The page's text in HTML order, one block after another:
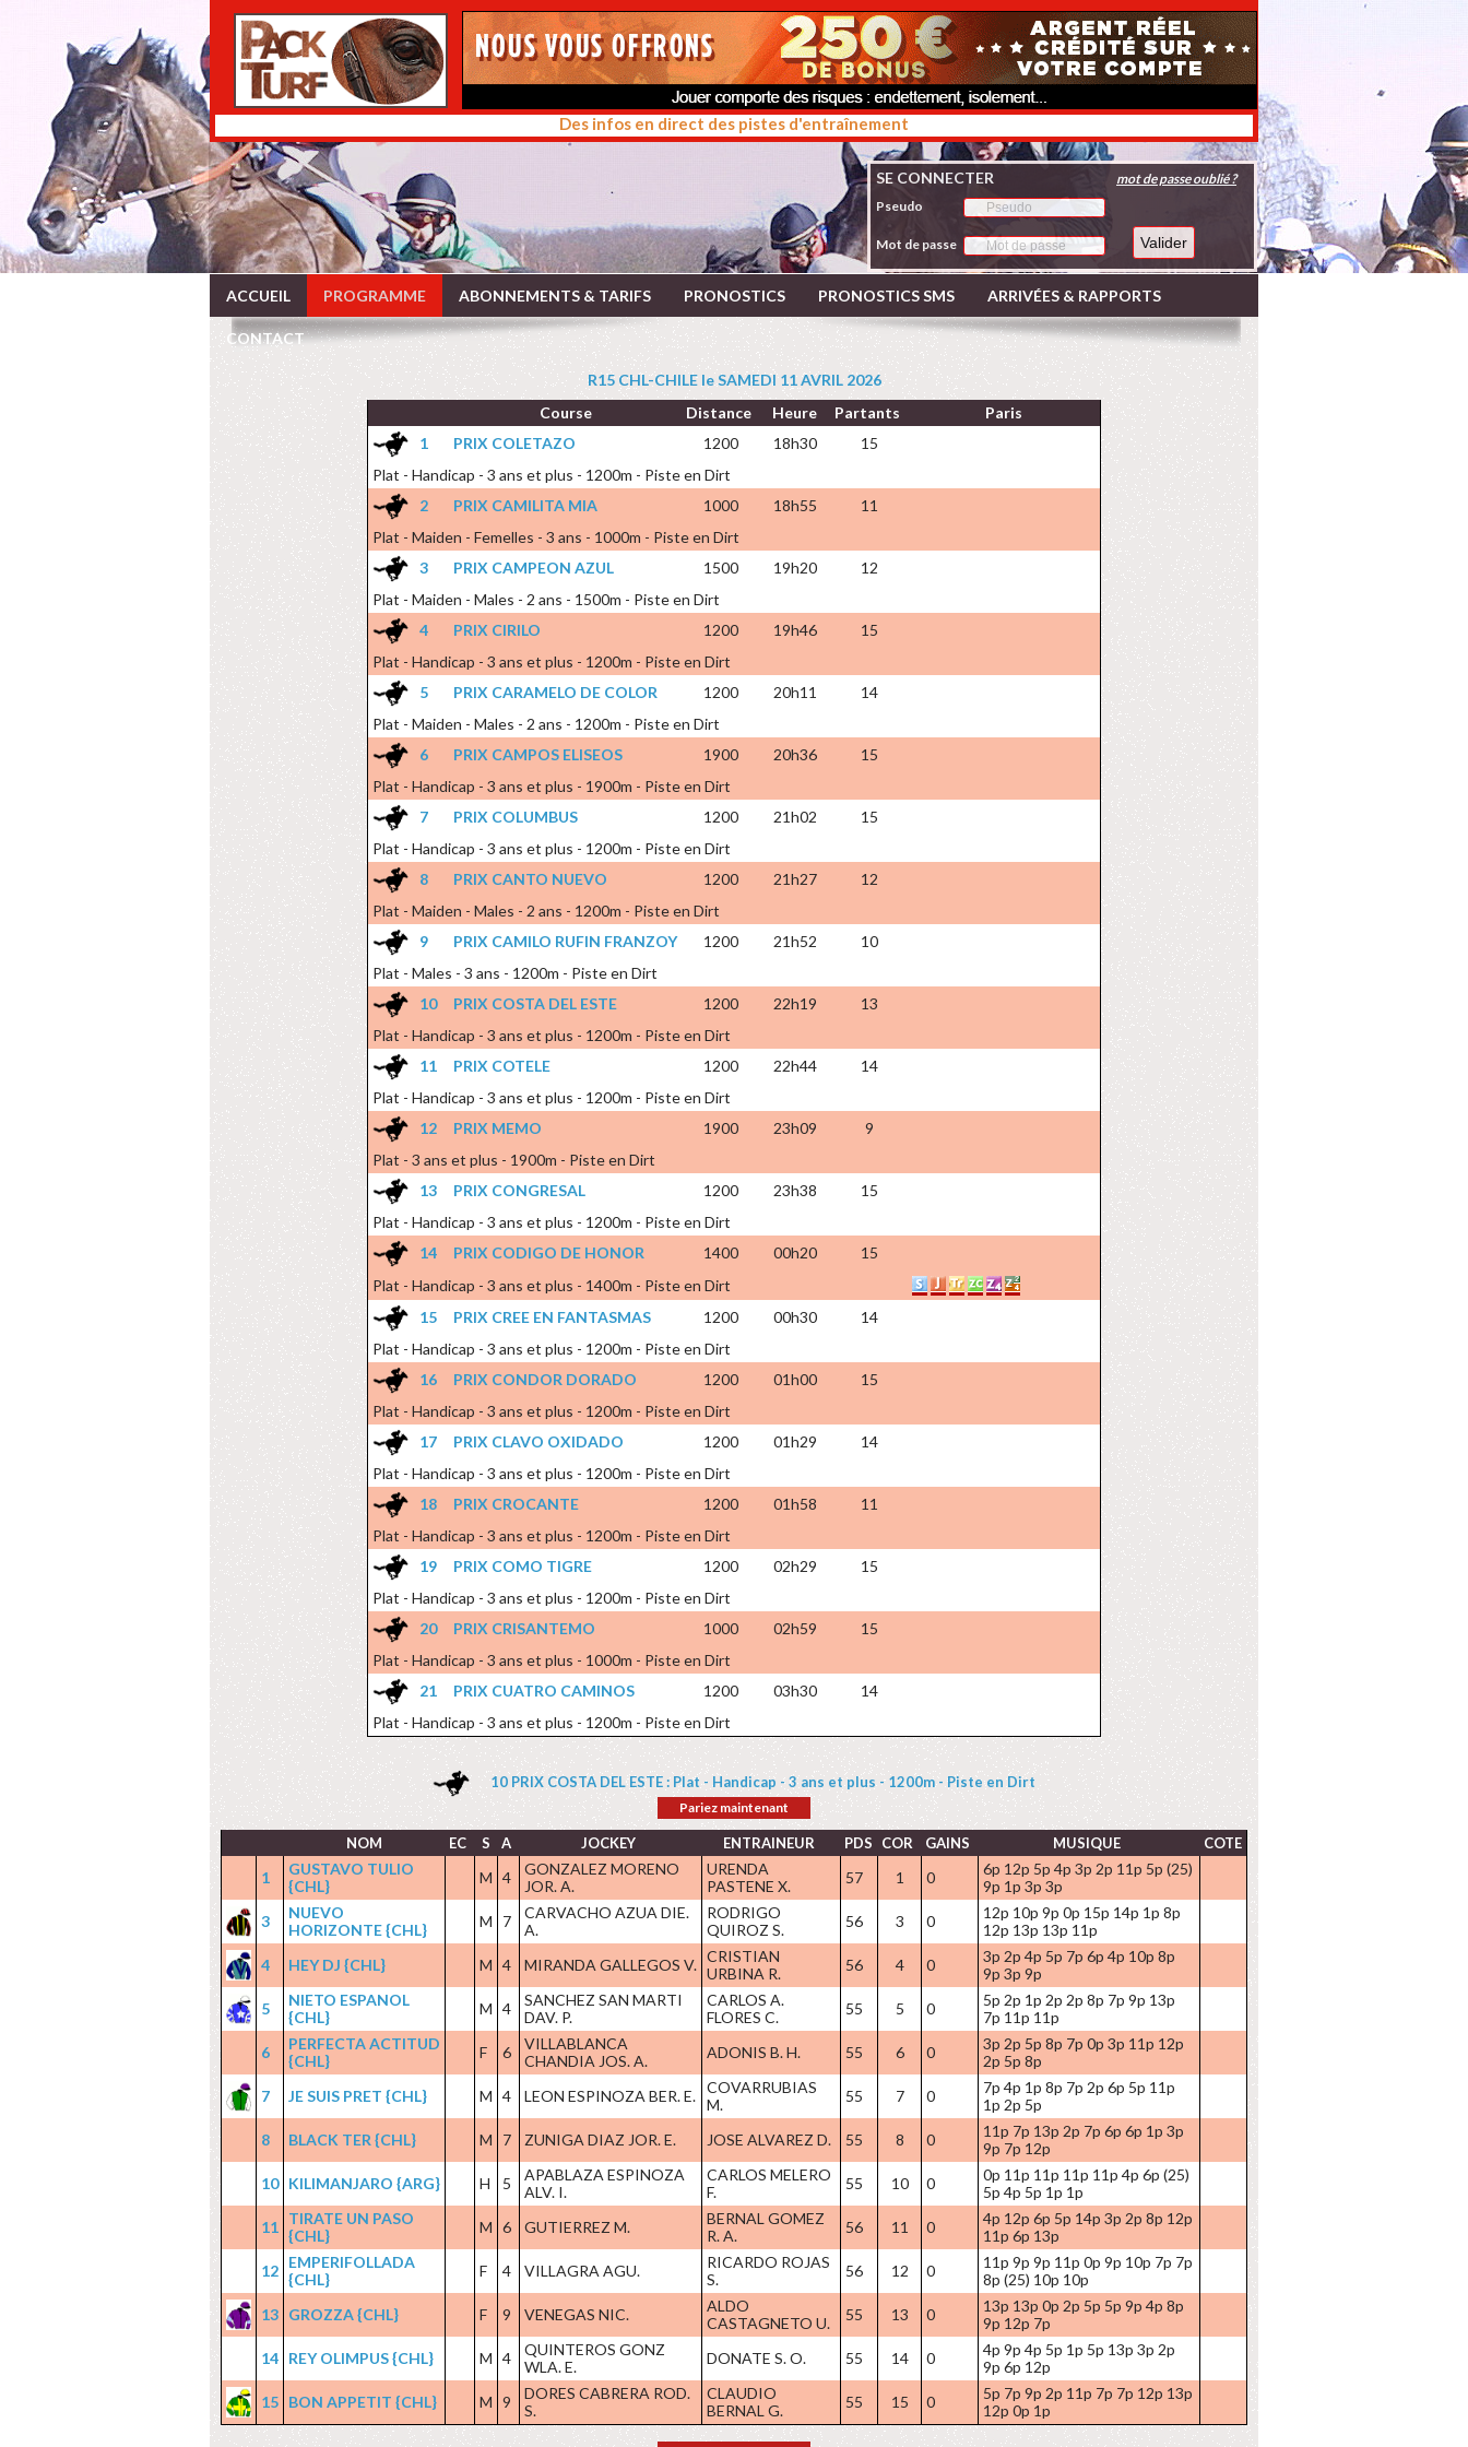
Des infos en direct des pistes d'entraînement
SE CONNECTER
Pseudo
Mot de passe
mot de passe oublié ?
ACCUEIL PROGRAMME ABONNEMENTS & TARIFS PRONOSTICS PRONOSTICS SMS ARRIVÉES & RAPPORTS
CONTACT
R15 CHL-CHILE le SAMEDI 11 AVRIL 2026
Course
Distance Heure Partants
Paris
1
PRIX COLETAZO 1200 18h30
15
Plat - Handicap - 3 ans et plus - 1200m - Piste en Dirt
2
PRIX CAMILITA MIA 1000 18h55
11
Plat - Maiden - Femelles - 3 ans - 1000m - Piste en Dirt
3
PRIX CAMPEON AZUL 1500 19h20
12
Plat - Maiden - Males - 2 ans - 1500m - Piste en Dirt
4
PRIX CIRILO 1200 19h46
15
Plat - Handicap - 3 ans et plus - 1200m - Piste en Dirt
5
PRIX CARAMELO DE COLOR 1200 20h11
14
Plat - Maiden - Males - 2 ans - 1200m - Piste en Dirt
6
PRIX CAMPOS ELISEOS 1900 20h36
15
Plat - Handicap - 3 ans et plus - 1900m - Piste en Dirt
7
PRIX COLUMBUS 1200 21h02
15
Plat - Handicap - 3 ans et plus - 1200m - Piste en Dirt
8
PRIX CANTO NUEVO 1200 21h27
12
Plat - Maiden - Males - 2 ans - 1200m - Piste en Dirt
9
PRIX CAMILO RUFIN FRANZOY 1200 21h52
10
Plat - Males - 3 ans - 1200m - Piste en Dirt
10
PRIX COSTA DEL ESTE 1200 22h19
13
Plat - Handicap - 3 ans et plus - 1200m - Piste en Dirt
11
PRIX COTELE 1200 22h44
14
Plat - Handicap - 3 ans et plus - 1200m - Piste en Dirt
12
PRIX MEMO 1900 23h09
9
Plat - 3 ans et plus - 1900m - Piste en Dirt
13
PRIX CONGRESAL 1200 23h38
15
Plat - Handicap - 3 ans et plus - 1200m - Piste en Dirt
14
PRIX CODIGO DE HONOR 1400 00h20
15
Plat - Handicap - 3 ans et plus - 1400m - Piste en Dirt
15
PRIX CREE EN FANTASMAS 1200 00h30
14
Plat - Handicap - 3 ans et plus - 1200m - Piste en Dirt
16
PRIX CONDOR DORADO 1200 01h00
15
Plat - Handicap - 3 ans et plus - 1200m - Piste en Dirt
17
PRIX CLAVO OXIDADO 1200 01h29
14
Plat - Handicap - 3 ans et plus - 1200m - Piste en Dirt
18
PRIX CROCANTE 1200 01h58
11
Plat - Handicap - 3 ans et plus - 1200m - Piste en Dirt
19
PRIX COMO TIGRE 1200 02h29
15
Plat - Handicap - 3 ans et plus - 1200m - Piste en Dirt
20
PRIX CRISANTEMO 1000 02h59
15
Plat - Handicap - 3 ans et plus - 1000m - Piste en Dirt
21
PRIX CUATRO CAMINOS 1200 03h30
14
Plat - Handicap - 3 ans et plus - 1200m - Piste en Dirt
10 PRIX COSTA DEL ESTE : Plat - Handicap - 3 ans et plus - 1200m - Piste en Dirt
Pariez maintenant
NOM EC S A JOCKEY ENTRAINEUR PDS COR GAINS MUSIQUE COTE
1
GUSTAVO TULIO
{CHL}
M 4
GONZALEZ MORENO
JOR. A.
URENDA
PASTENE X.
57 1 0
6p 12p 5p 4p 3p 2p 11p 5p (25)
9p 1p 3p 3p
3
NUEVO
HORIZONTE {CHL}
M 7
CARVACHO AZUA DIE.
A.
RODRIGO
QUIROZ S.
56 3 0
12p 10p 9p 0p 15p 14p 1p 8p
12p 13p 13p 11p
4
HEY DJ {CHL} M 4 MIRANDA GALLEGOS V. CRISTIAN
URBINA R.
56 4 0
3p 2p 4p 5p 7p 6p 4p 10p 8p
9p 3p 9p
5
NIETO ESPANOL
{CHL}
M 4
SANCHEZ SAN MARTI
DAV. P.
CARLOS A.
FLORES C.
55 5 0
5p 2p 1p 2p 2p 8p 7p 9p 13p
7p 11p 11p
6
PERFECTA ACTITUD
{CHL}
F 6
VILLABLANCA
CHANDIA JOS. A.
ADONIS B. H. 55 6 0
3p 2p 5p 8p 7p 0p 3p 11p 12p
2p 5p 8p
7
JE SUIS PRET {CHL} M 4 LEON ESPINOZA BER. E. COVARRUBIAS
M.
55 7 0
7p 4p 1p 8p 7p 2p 6p 5p 11p
1p 2p 5p
8
BLACK TER {CHL} M 7 ZUNIGA DIAZ JOR. E. JOSE ALVAREZ D. 55 8 0
11p 7p 13p 2p 7p 6p 6p 1p 3p
9p 7p 12p
10 KILIMANJARO {ARG} H 5
APABLAZA ESPINOZA
ALV. I.
CARLOS MELERO
F.
55 10 0
0p 11p 11p 11p 11p 4p 6p (25)
5p 4p 5p 1p 1p
11 TIRATE UN PASO
{CHL}
M 6 GUTIERREZ M.
BERNAL GOMEZ
R. A.
56 11 0
4p 12p 6p 5p 14p 3p 2p 8p 12p
11p 6p 13p
12 EMPERIFOLLADA
{CHL}
F 4 VILLAGRA AGU.
RICARDO ROJAS
S.
56 12 0
11p 9p 9p 11p 0p 9p 10p 7p 7p
8p (25) 10p 10p
13 GROZZA {CHL} F 9 VENEGAS NIC.
ALDO
CASTAGNETO U.
55 13 0
13p 13p 0p 2p 5p 5p 9p 4p 8p
9p 12p 7p
14 REY OLIMPUS {CHL} M 4
QUINTEROS GONZ
WLA. E.
DONATE S. O. 55 14 0
4p 9p 4p 5p 1p 5p 13p 3p 2p
9p 6p 12p
15 BON APPETIT {CHL} M 9
DORES CABRERA ROD.
S.
CLAUDIO
BERNAL G.
55 15 0
5p 7p 9p 2p 11p 7p 7p 12p 13p
12p 0p 1p